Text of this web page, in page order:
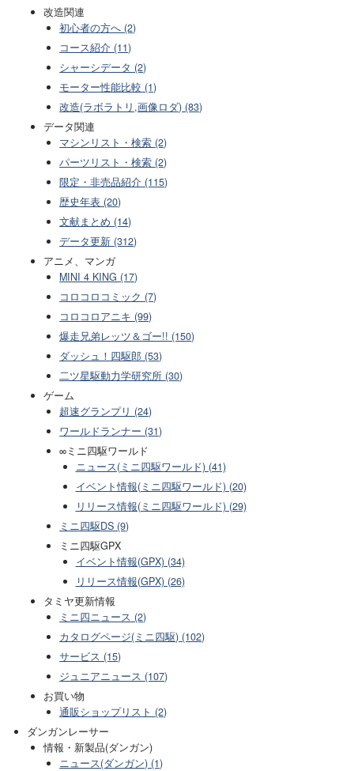
改造関連
初心者の方へ (2)
コース紹介 (11)
シャーシデータ (2)
モーター性能比較 (1)
改造(ラボラトリ,画像ロダ) (83)
データ関連
マシンリスト・検索 (2)
パーツリスト・検索 (2)
限定・非売品紹介 (115)
歴史年表 (20)
文献まとめ (14)
データ更新 (312)
アニメ、マンガ
MINI 4 KING (17)
コロコロコミック (7)
コロコロアニキ (99)
爆走兄弟レッツ＆ゴー!! (150)
ダッシュ！四駆郎 (53)
二ツ星駆動力学研究所 (30)
ゲーム
超速グランプリ (24)
ワールドランナー (31)
∞ミニ四駆ワールド
ニュース(ミニ四駆ワールド) (41)
イベント情報(ミニ四駆ワールド) (20)
リリース情報(ミニ四駆ワールド) (29)
ミニ四駆DS (9)
ミニ四駆GPX
イベント情報(GPX) (34)
リリース情報(GPX) (26)
タミヤ更新情報
ミニ四ニュース (2)
カタログページ(ミニ四駆) (102)
サービス (15)
ジュニアニュース (107)
お買い物
通販ショップリスト (2)
ダンガンレーサー
情報・新製品(ダンガン)
ニュース(ダンガン) (1)